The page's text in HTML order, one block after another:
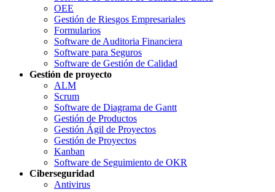
OEE
Gestión de Riesgos Empresariales
Formularios
Software de Auditoria Financiera
Software para Seguros
Software de Gestión de Calidad
Gestión de proyecto
ALM
Scrum
Software de Diagrama de Gantt
Gestión de Productos
Gestión Ágil de Proyectos
Gestión de Proyectos
Kanban
Software de Seguimiento de OKR
Ciberseguridad
Antivirus